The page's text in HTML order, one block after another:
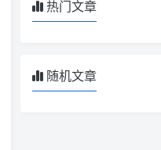
热门文章
随机文章